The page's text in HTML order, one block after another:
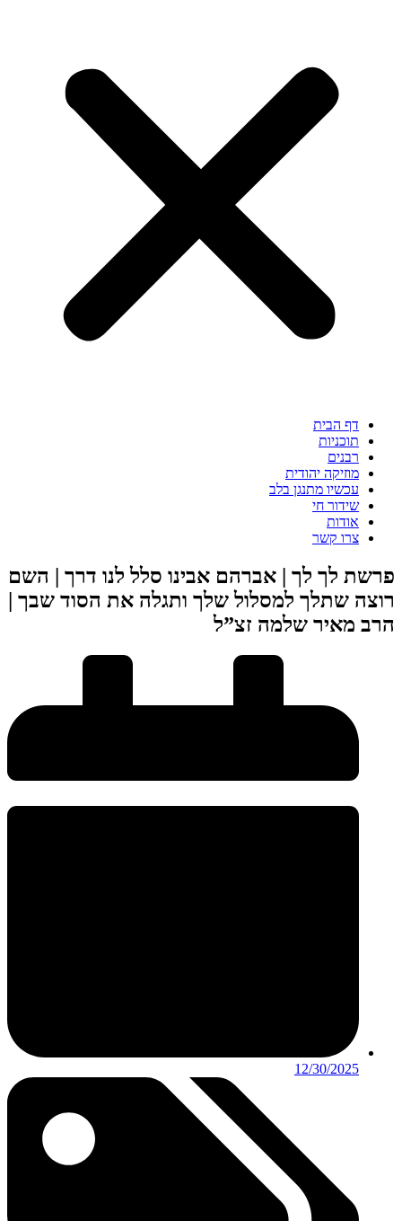
דף הבית
תוכניות
רבנים
מוזיקה יהודית
עכשיו מתנגן בלב
שידור חי
אודות
צרו קשר
פרשת לך לך | אברהם אבינו סלל לנו דרך | השם
רוצה שתלך למסלול שלך ותגלה את הסוד שבך |
הרב מאיר שלמה זצ”ל
12/30/2025